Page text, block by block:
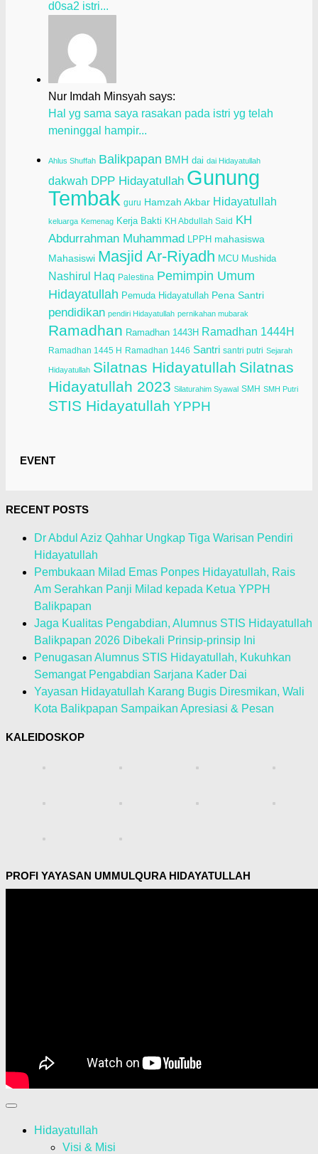
d0sa2 istri...
Nur Imdah Minsyah says:
Hal yg sama saya rasakan pada istri yg telah
meninggal hampir...
Ahlus Shuffah Balikpapan BMH dai dai Hidayatullah
dakwah DPP Hidayatullah Gunung
Tembak guru Hamzah Akbar Hidayatullah
keluarga Kemenag Kerja Bakti KH Abdullah Said KH
Abdurrahman Muhammad
LPPH mahasiswa
Mahasiswi Masjid Ar-Riyadh MCU Mushida
Nashirul Haq Palestina Pemimpin Umum
Hidayatullah Pemuda Hidayatullah Pena Santri
pendidikan pendiri Hidayatullah pernikahan mubarak
Ramadhan Ramadhan 1443H Ramadhan 1444H
Ramadhan 1445 H Ramadhan 1446 Santri santri putri Sejarah
Hidayatullah Silatnas Hidayatullah Silatnas
Hidayatullah 2023 Silaturahim Syawal SMH SMH Putri
STIS Hidayatullah YPPH
EVENT
RECENT POSTS
Dr Abdul Aziz Qahhar Ungkap Tiga Warisan Pendiri
Hidayatullah
Pembukaan Milad Emas Ponpes Hidayatullah, Rais
Am Serahkan Panji Milad kepada Ketua YPPH
Balikpapan
Jaga Kualitas Pengabdian, Alumnus STIS Hidayatullah
Balikpapan 2026 Dibekali Prinsip-prinsip Ini
Penugasan Alumnus STIS Hidayatullah, Kukuhkan
Semangat Pengabdian Sarjana Kader Dai
Yayasan Hidayatullah Karang Bugis Diresmikan, Wali
Kota Balikpapan Sampaikan Apresiasi & Pesan
KALEIDOSKOP
PROFI YAYASAN UMMULQURA HIDAYATULLAH
Hidayatullah
Visi & Misi